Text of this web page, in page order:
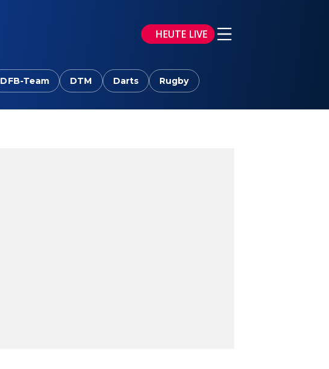
HEUTE LIVE
DFB-Team DTM Darts Rugby